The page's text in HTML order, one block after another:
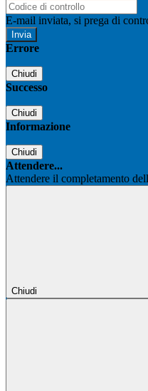
E-mail inviata, si prega di
Errore
Chiudi
Successo
Chiudi
Informazione
Chiudi
Attendere...
Attendere il completamento
Chiudi